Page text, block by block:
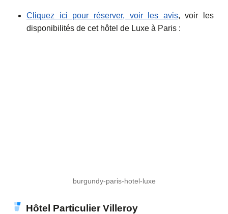
Cliquez ici pour réserver, voir les avis, voir les
disponibilités de cet hôtel de Luxe à Paris :
burgundy-paris-hotel-luxe
Hôtel Particulier Villeroy